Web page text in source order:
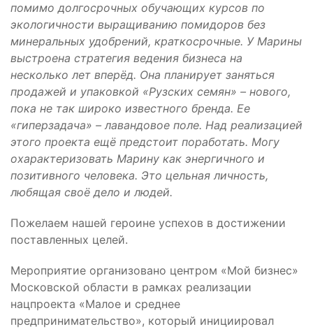
помимо долгосрочных обучающих курсов по
экологичности выращиванию помидоров без
минеральных удобрений, краткосрочные. У Марины
выстроена стратегия ведения бизнеса на
несколько лет вперёд. Она планирует заняться
продажей и упаковкой «Рузских семян» – нового,
пока не так широко известного бренда. Ее
«гиперзадача» – лавандовое поле. Над реализацией
этого проекта ещё предстоит поработать. Могу
охарактеризовать Марину как энергичного и
позитивного человека. Это цельная личность,
любящая своё дело и людей.
Пожелаем нашей героине успехов в достижении
поставленных целей.
Мероприятие организовано центром «Мой бизнес»
Московской области в рамках реализации
нацпроекта «Малое и среднее
предпринимательство», который инициировал